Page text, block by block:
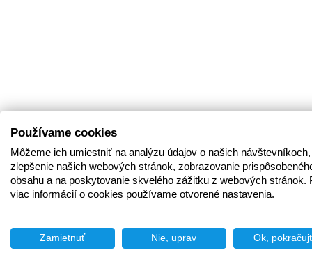
Používame cookies
Môžeme ich umiestniť na analýzu údajov o našich
zlepšenie našich webových stránok, zobrazovanie
obsahu a na poskytovanie skvelého zážitku z webových stránok.
viac informácií o cookies používame otvorené nastavenia.
Zamietnuť Nie, uprav Ok,